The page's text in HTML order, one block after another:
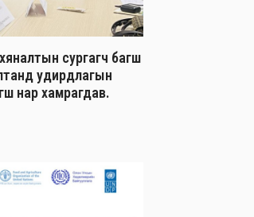
сургагч багш
удирдлагын
нар хамрагдав.